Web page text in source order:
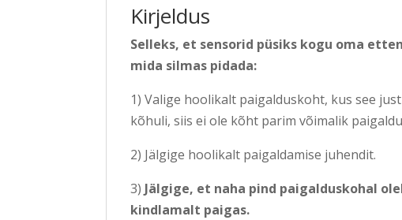
Kirjeldus
Selleks, et sensorid püsiks kogu oma
mida silmas pidada:
1) Valige hoolikalt paigalduskoht, kus see
kõhuli, siis ei ole kõht parim võimalik
2) Jälgige hoolikalt paigaldamise juhendit.
3) Jälgige, et naha pind paigalduskohal
kindlamalt paigas.